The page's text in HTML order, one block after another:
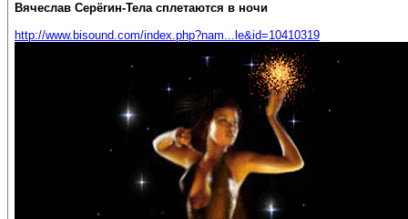
Вячеслав Серёгин-Тела сплетаются в ночи
http://www.bisound.com/index.php?nam...le&id=10410319